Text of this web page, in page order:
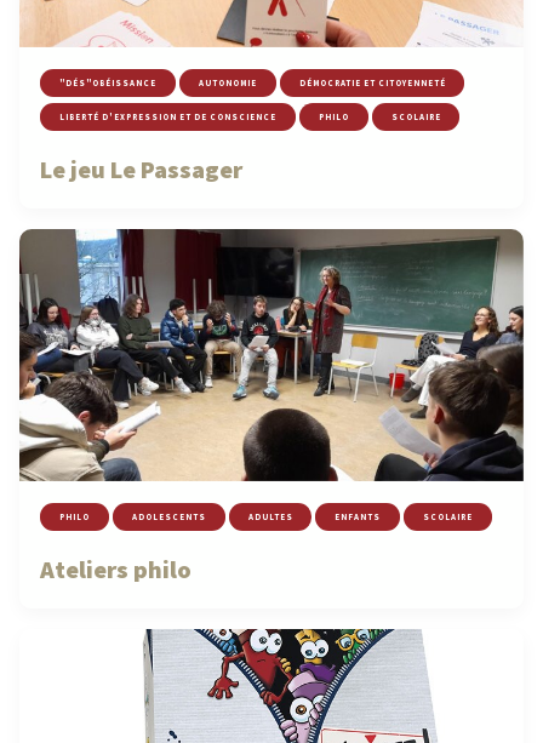
"DÉS"OBÉISSANCE AUTONOMIE DÉMOCRATIE ET CITOYENNETÉ
LIBERTÉ D'EXPRESSION ET DE CONSCIENCE PHILO SCOLAIRE
Le jeu Le Passager
PHILO ADOLESCENTS ADULTES ENFANTS SCOLAIRE
Ateliers philo